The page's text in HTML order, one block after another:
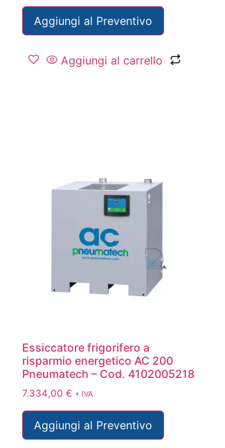
Aggiungi al Preventivo
Aggiungi al carrello
Essiccatore frigorifero a
risparmio energetico AC 200
Pneumatech – Cod. 4102005218
7.334,00 € + IVA
Aggiungi al Preventivo